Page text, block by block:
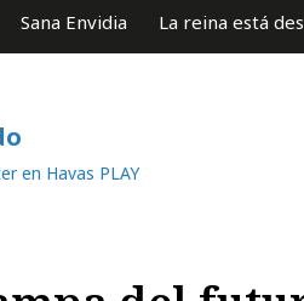
Sana Envidia La reina está
en Havas PLAY